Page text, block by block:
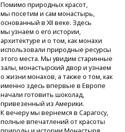
Помимо природных красот,
мы посетим и сам монастырь,
основанный в XII веке. Здесь
мы узнаем о его истории,
архитектуре и о том, как монахи
использовали природные ресурсы
этого места. Мы увидим старинные
залы, монастырский двор и узнаем
о жизни монахов, а также о том, как
именно здесь впервые в Европе
начали готовить шоколад,
привезенный из Америки.
К вечеру мы вернемся в Сарагосу,
полные впечатлений от красоты